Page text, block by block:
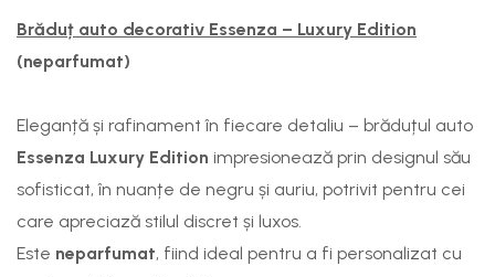
Brăduț auto decorativ Essenza – Luxury Edition
(neparfumat)
Eleganță și rafinament în fiecare detaliu – brăduțul auto
Essenza Luxury Edition impresionează prin designul său
sofisticat, în nuanțe de negru și auriu, potrivit pentru cei
care apreciază stilul discret și luxos.
Este neparfumat, fiind ideal pentru a fi personalizat cu